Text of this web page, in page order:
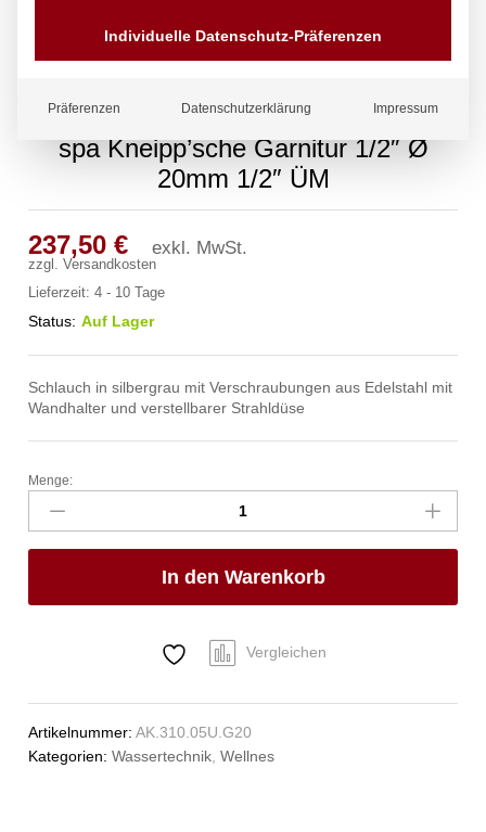
spa Kneipp’sche Garnitur 1/2″ Ø
20mm 1/2″ ÜM
237,50€ exkl. MwSt.
zzgl.Versandkosten
Lieferzeit:4 - 10 Tage
Status: Auf Lager
Schlauch in silbergrau mit Verschraubungen aus Edelstahl mit
Wandhalter und verstellbarer Strahldüse
spa
Kneipp'sche
Garnitur
1/2"
20mm
Menge:
In den Warenkorb
Vergleichen
Artikelnummer:AK.310.05U.G20
Kategorien:Wassertechnik,Wellnes
Individuelle Datenschutz-Präferenzen
Präferenzen Datenschutzerklärung Impressum